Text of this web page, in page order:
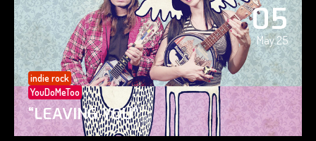
05
May 25
indie rock
YouDoMeToo
“LEAVING YOU”